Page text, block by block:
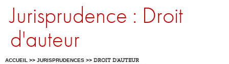
Jurisprudence : Droit
d'auteur
ACCUEIL >> JURISPRUDENCES >> DROIT D'AUTEUR